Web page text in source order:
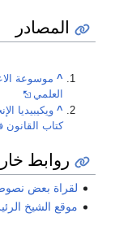
المصادر
^ موسوعة
العلمي
^ ويكيبيديا
كتاب
روابط
لقراة بعض
موقع الشيخ